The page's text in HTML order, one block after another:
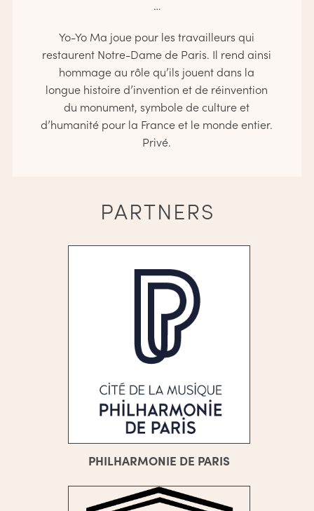
…
Yo-Yo Ma joue pour les travailleurs qui
restaurent Notre-Dame de Paris. Il rend ainsi
hommage au rôle qu’ils jouent dans la
longue histoire d’invention et de réinvention
du monument, symbole de culture et
d’humanité pour la France et le monde entier.
Privé.
PARTNERS
PHILHARMONIE DE PARIS